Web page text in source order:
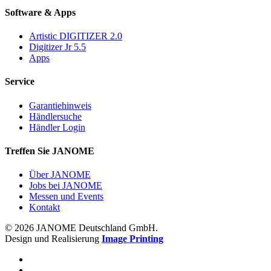
Software & Apps
Artistic DIGITIZER 2.0
Digitizer Jr 5.5
Apps
Service
Garantiehinweis
Händlersuche
Händler Login
Treffen Sie JANOME
Über JANOME
Jobs bei JANOME
Messen und Events
Kontakt
© 2026 JANOME Deutschland GmbH.
Design und Realisierung Image Printing